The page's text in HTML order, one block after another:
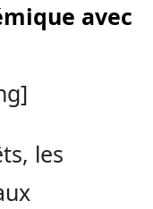
avec
les